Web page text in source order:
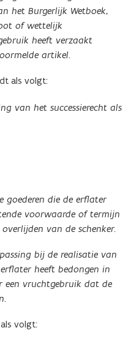
het Burgerlijk Wetboek,
of wettelijk
heeft verzaakt
artikel.
als volgt:
van het successierecht als
goederen die de erflater
voorwaarde of termijn
van de schenker.
bij de realisatie van
heeft bedongen in
een vruchtgebruik dat de
volgt: